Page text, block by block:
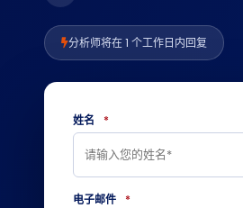
分析师将在 1 个工作日内回复
姓名 *
电子邮件 *